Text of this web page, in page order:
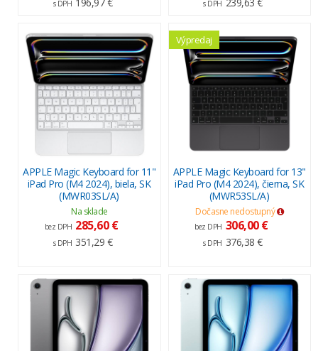
s DPH s DPH
APPLE Magic Keyboard for 11"
iPad Pro (M4 2024), biela, SK
(MWR03SL/A)
Na sklade
bez DPH 285,60 €
s DPH 351,29 €
Výpredaj
APPLE Magic Keyboard for 13"
iPad Pro (M4 2024), čierna, SK
(MWR53SL/A)
Dočasne nedostupný
bez DPH 306,00 €
s DPH 376,38 €